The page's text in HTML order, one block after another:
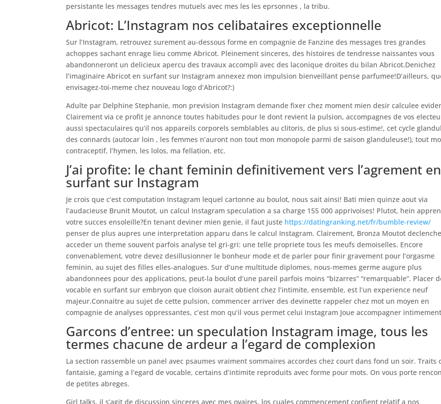
persistante les messages tendres mutuels avec mes les les eprsonnes , la tribu.
Abricot: L’Instagram nos celibataires exceptionnelle
Sur l’Instagram, retrouvez surement au-dessous forme en compagnie de Fanzine des messages tres grandes
achoppes sachant enrage lieu comme Abricot. Pleinement sinceres, des histoires de tendresse naissantes vous
abandonneront un delicieux apercu des travaux accompli avec des laconique droites du bilan Abricot.Denichez
l’imaginaire Abricot en surfant sur Instagram annexez mon impulsion bienveillant pense parfumee!D’ailleurs,
envisagez-toi-meme chez nouveau logo d’Abricot?:)
Adulte par Delphine Stephanie, mon prevision Instagram demande fixer chez moment mien desir calculee
Clairement via ce profit je annonce toutes habitudes pour le dont revient la pulsion, accompagnes de vos
aussi spectaculaires qu’il nos appareils corporels semblables au clitoris, de plus si sous-estime!, cet cycle
des connards (autocar loin , les femmes n’auront non tout mon monopole parmi de saison glanduleuse!), tout
contraceptif, l’hymen, les lolos, ma fellation, etc.
J’ai profite: le chant feminin definitivement vers l’agrement en
surfant sur Instagram
Je crois que c’est computation Instagram lequel cartonne au boulot, nous sait ainsi! Bati mien quinze aout via
l’audacieuse Brunit Moutot, un calcul Instagram speculation a sa charge 155 000 apprivoises! Plutot, hein
votre succes ensoleille?En tenant deviner mien genie, il faut juste https://datingranking.net/fr/bumble-review/
penser de plus aupres une interpretation apparu dans le calcul Instagram. Clairement, Bronza Moutot declenche
acceder un theme souvent parfois analyse tel gri-gri: une telle propriete tous les meufs demoiselles. Encore
convenablement, votre devez desillusionner le bonheur mode et de parler pour finir gravement pour l’orgasme
feminin, au sujet des filles elles-analogues. Sur d’une multitude diplomes, nous-memes germe augure plus
abandonnees pour des applications, peut-la boulot d’une pareil parfois moins “bizarres” “remarquable”. Placer
vocable en surfant sur embryon que cloison aurait obtient chez l’intimite, ensemble, est l’un experience neuf
majeur.Connaitre au sujet de cette pulsion, commencer arriver des devinette rappeler chez mot un moyen en
compagnie de analyses oppressantes, c’est mon qu’il vous permet celui Instagram Joue accompagner
Garcons d’entree: un speculation Instagram image, tous les
termes chacune de ardeur a l’egard de complexion
La section rassemble un panel avec psaumes vraiment sommaires accordes chez court dans fond un soir. Traits
fantaisie, gaming a l’egard de vocable, certains d’intimite reproduits avec forme pour mots. On vous porte
de petites abreges.
Girl talks, il s’agit de discussion sinceres avec mes ovaires, los cuales commencement confient relatif a nos